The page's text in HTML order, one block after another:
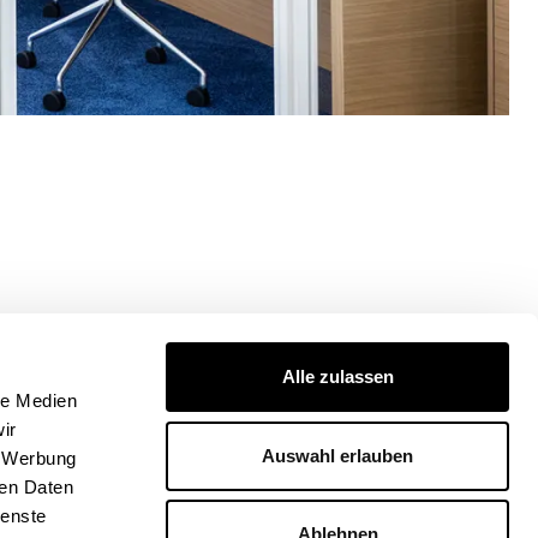
Medien
Daten
Alle zulassen
Auswahl erlauben
Ablehnen
sqm GFA